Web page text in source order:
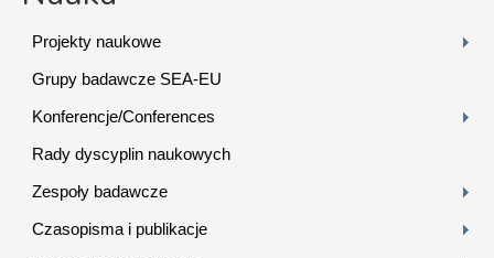
Projekty naukowe
Grupy badawcze SEA-EU
Konferencje/Conferences
Rady dyscyplin naukowych
Zespoły badawcze
Czasopisma i publikacje